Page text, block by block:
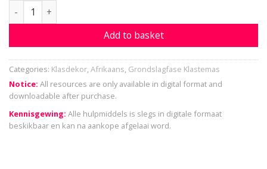
Klastema - skoenlappers 4 quantity
Add to basket
Categories: Klasdekor,Afrikaans, Grondslagfase Klastemas
Notice: All resources are only available in digital format and
downloadable after purchase.
Kennisgewing: Alle hulpmiddels is slegs in digitale formaat
beskikbaar en kan na aankope afgelaai word.